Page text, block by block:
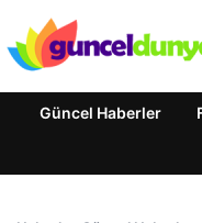
Güncel Haberler